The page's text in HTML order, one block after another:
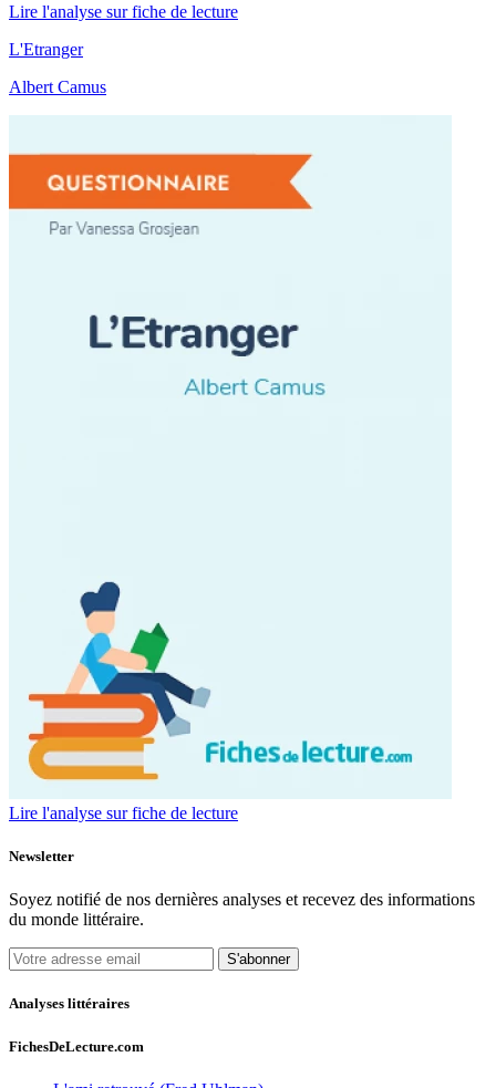
Lire l'analyse sur fiche de lecture
L'Etranger
Albert Camus
Lire l'analyse sur fiche de lecture
Newsletter
Soyez notifié de nos dernières analyses et recevez des informations
du monde littéraire.
S'abonner
Analyses littéraires
FichesDeLecture.com